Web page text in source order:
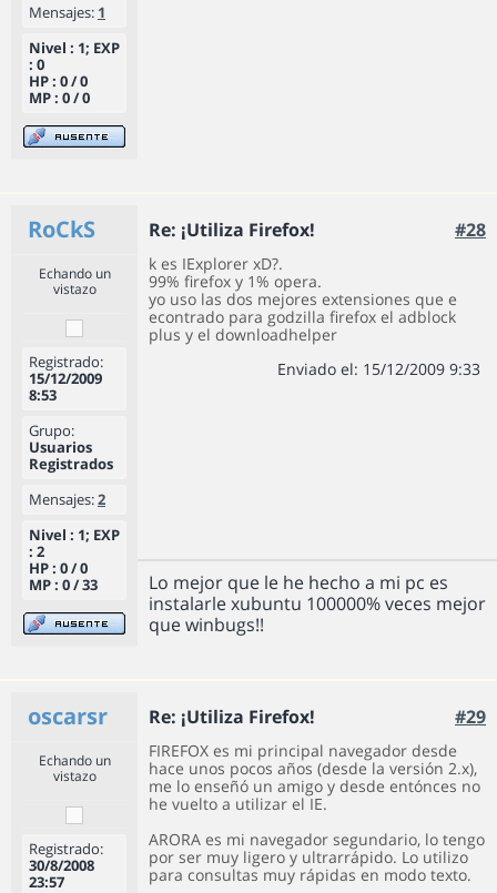
Mensajes: 1
Nivel : 1; EXP
: 0
HP : 0 / 0
MP : 0 / 0
RoCkS Re: ¡Utiliza Firefox! #28
Echando un
vistazo
Registrado:
15/12/2009
8:53
Grupo:
Usuarios
Registrados
Mensajes:2
Nivel : 1; EXP
: 2
HP : 0 / 0
MP : 0 / 33
k es IExplorer xD?.
99% firefox y 1% opera.
yo uso las dos mejores extensiones que e
econtrado para godzilla firefox el adblock
plus y el downloadhelper
Enviado el: 15/12/2009 9:33
Lo mejor que le he hecho a mi pc es
instalarle xubuntu 100000% veces mejor
que winbugs!!
oscarsr Re: ¡Utiliza Firefox! #29
Echando un
vistazo
Registrado:
30/8/2008
23:57
FIREFOX es mi principal navegador desde
hace unos pocos años (desde la versión 2.x),
me lo enseñó un amigo y desde entónces no
he vuelto a utilizar el IE.
ARORA es mi navegador segundario, lo tengo
por ser muy ligero y ultrarrápido. Lo utilizo
para consultas muy rápidas en modo texto.